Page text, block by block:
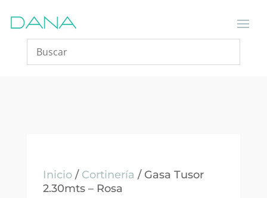
Inicio/ Cortinería / Gasa Tusor
2.30mts – Rosa